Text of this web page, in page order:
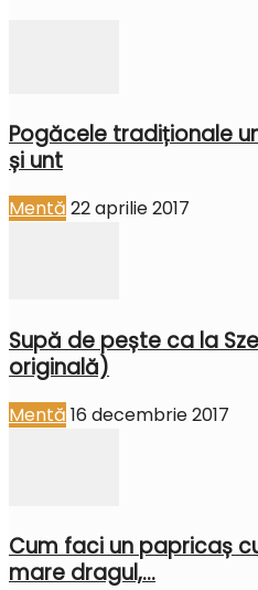
Pogăcele tradiționale
și unt
Mentă 22 aprilie 2017
Supă de pește ca la
originală)
Mentă 16 decembrie 2017
Cum faci un papricaș
mare dragul,...